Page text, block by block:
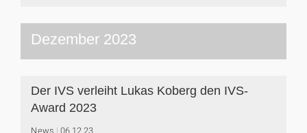
Dezember 2023
Der IVS verleiht Lukas Koberg den IVS-
Award 2023
News 06.12.23